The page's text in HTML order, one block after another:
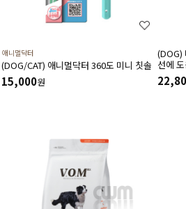
애니멀닥터
(DOG/CAT) 애니멀닥터 360도 미니 칫솔
15,000원
(DOG)
선에
(5M/